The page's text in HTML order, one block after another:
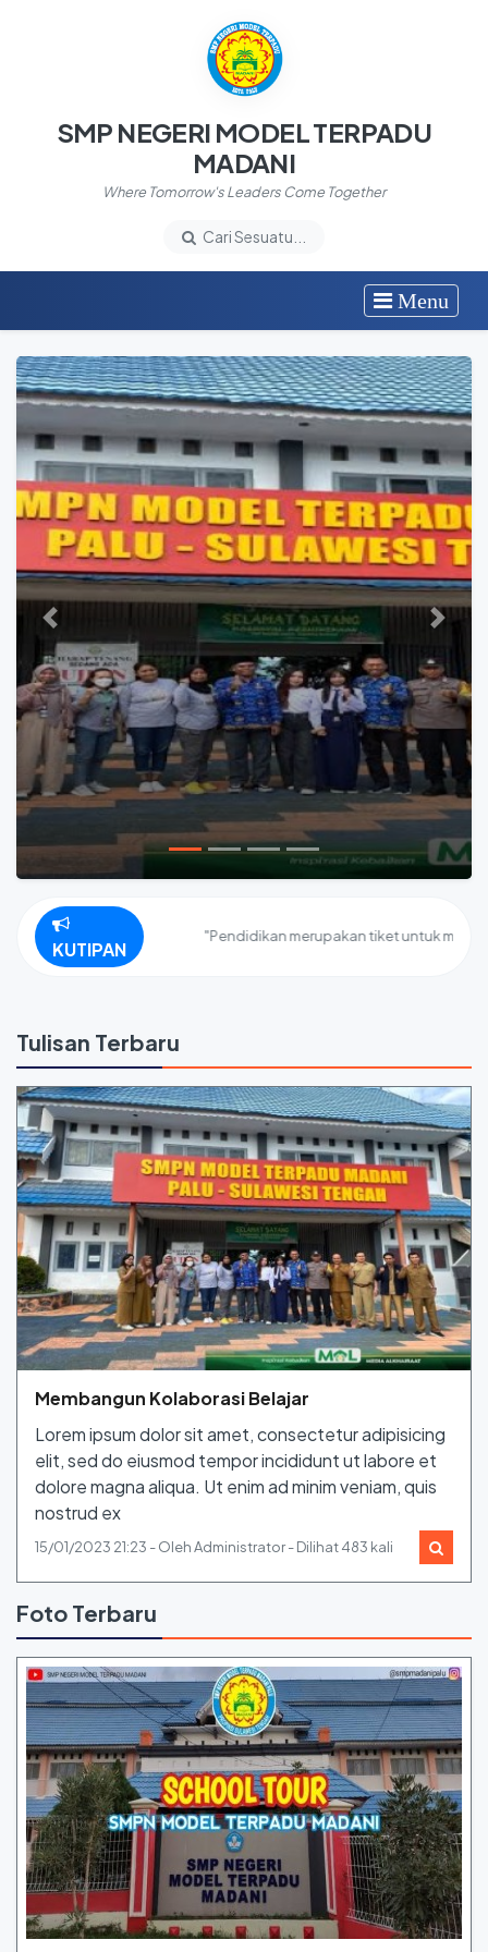
SMP NEGERI MODEL TERPADU
MADANI
Where Tomorrow's Leaders Come Together
Cari Sesuatu...
Menu
Previous Next
KUTIPAN
"Pendidikan merupakan tiket untuk masa
Tulisan Terbaru
Membangun Kolaborasi Belajar
Lorem ipsum dolor sit amet, consectetur adipisicing
elit, sed do eiusmod tempor incididunt ut labore et
dolore magna aliqua. Ut enim ad minim veniam, quis
nostrud ex
15/01/2023 21:23 - Oleh Administrator - Dilihat 483 kali
Foto Terbaru